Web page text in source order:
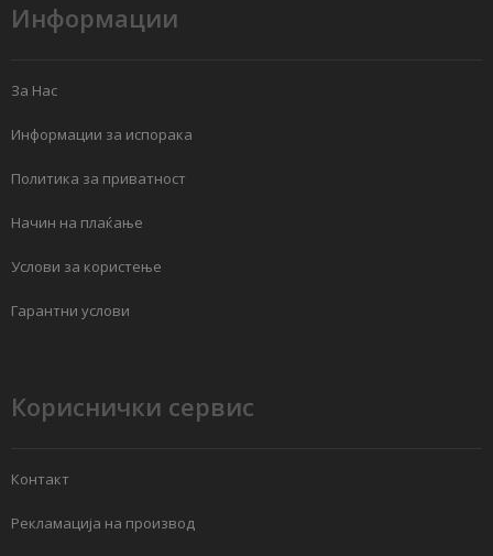
Информации
За Нас
Информации за испорака
Политика за приватност
Начин на плаќање
Услови за користење
Гарантни услови
Кориснички сервис
Контакт
Рекламација на производ